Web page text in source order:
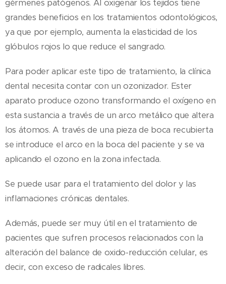
gérmenes patógenos. Al oxigenar los tejidos tiene
grandes beneficios en los tratamientos odontológicos,
ya que por ejemplo, aumenta la elasticidad de los
glóbulos rojos lo que reduce el sangrado.
Para poder aplicar este tipo de tratamiento, la clínica
dental necesita contar con un ozonizador. Ester
aparato produce ozono transformando el oxígeno en
esta sustancia a través de un arco metálico que altera
los átomos. A través de una pieza de boca recubierta
se introduce el arco en la boca del paciente y se va
aplicando el ozono en la zona infectada.
Se puede usar para el tratamiento del dolor y las
inflamaciones crónicas dentales.
Además, puede ser muy útil en el tratamiento de
pacientes que sufren procesos relacionados con la
alteración del balance de oxido-reducción celular, es
decir, con exceso de radicales libres.